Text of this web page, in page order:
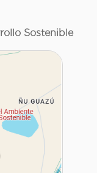
Sostenible